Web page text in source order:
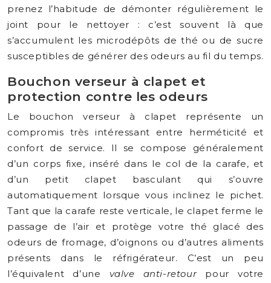
prenez l’habitude de démonter régulièrement le
joint pour le nettoyer : c’est souvent là que
s’accumulent les microdépôts de thé ou de sucre
susceptibles de générer des odeurs au fil du temps.
Bouchon verseur à clapet et
protection contre les odeurs
Le bouchon verseur à clapet représente un
compromis très intéressant entre herméticité et
confort de service. Il se compose généralement
d’un corps fixe, inséré dans le col de la carafe, et
d’un petit clapet basculant qui s’ouvre
automatiquement lorsque vous inclinez le pichet.
Tant que la carafe reste verticale, le clapet ferme le
passage de l’air et protège votre thé glacé des
odeurs de fromage, d’oignons ou d’autres aliments
présents dans le réfrigérateur. C’est un peu
l’équivalent d’une valve anti-retourpour votre